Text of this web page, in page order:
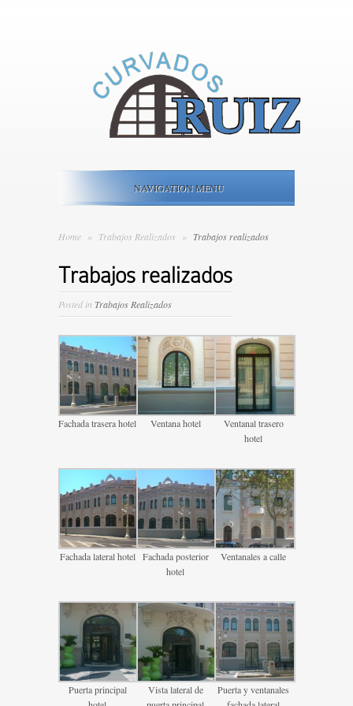
NAVIGATION MENU
Home » Trabajos Realizados » Trabajos realizados
Trabajos realizados
Posted in Trabajos Realizados
Fachada trasera hotel Ventana hotel
Ventanal trasero
hotel
Fachada lateral hotel Fachada posterior
hotel
Ventanales a calle
Puerta principal
Vista lateral de
Puerta y ventanales